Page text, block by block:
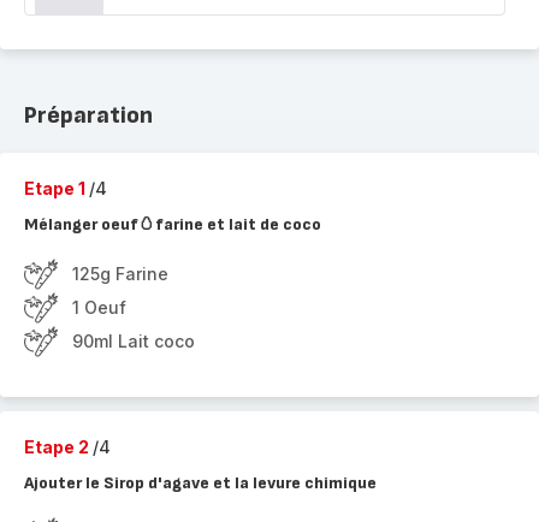
Préparation
Etape 1 /4
Mélanger oeuf🥚farine et lait de coco
125g Farine
1 Oeuf
90ml Lait coco
Etape 2 /4
Ajouter le Sirop d'agave et la levure chimique